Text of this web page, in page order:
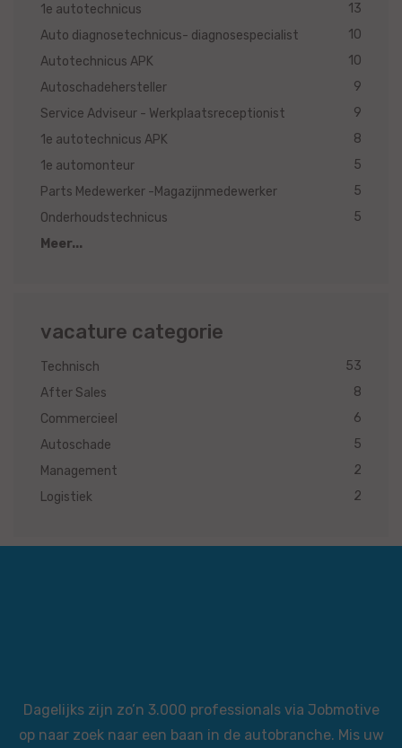
1e autotechnicus
13
Auto diagnosetechnicus- diagnosespecialist
10
Autotechnicus APK
10
Autoschadehersteller
9
Service Adviseur - Werkplaatsreceptionist
9
1e autotechnicus APK
8
1e automonteur
5
Parts Medewerker -Magazijnmedewerker
5
Onderhoudstechnicus
5
Meer...
vacature categorie
Technisch
53
After Sales
8
Commercieel
6
Autoschade
5
Management
2
Logistiek
2
Dagelijks zijn zo’n 3.000 professionals via Jobmotive
op naar zoek naar een baan in de autobranche. Mis uw